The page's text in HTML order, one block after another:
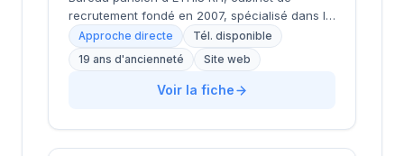
recrutement fondé en 2007, spécialisé dans le
conseil en ressources humaines, le
recrutement de cadres et dirigeants, le
coaching et l'outplacement. Situé au 16 rue de
Monceau dans le 8e arrondissement de Paris,
Approche directe
Tél. disponible
19 ans d'ancienneté
Site web
Voir la fiche